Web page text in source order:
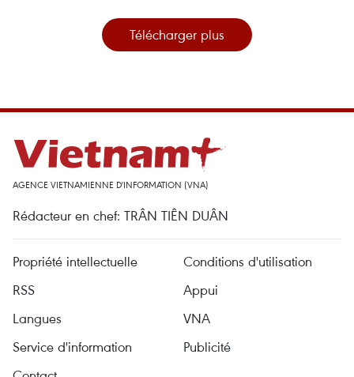
Télécharger plus
AGENCE VIETNAMIENNE D'INFORMATION (VNA)
Rédacteur en chef: TRÂN TIÊN DUÂN
Propriété intellectuelle
Conditions d'utilisation
RSS
Appui
Langues
VNA
Service d'information
Publicité